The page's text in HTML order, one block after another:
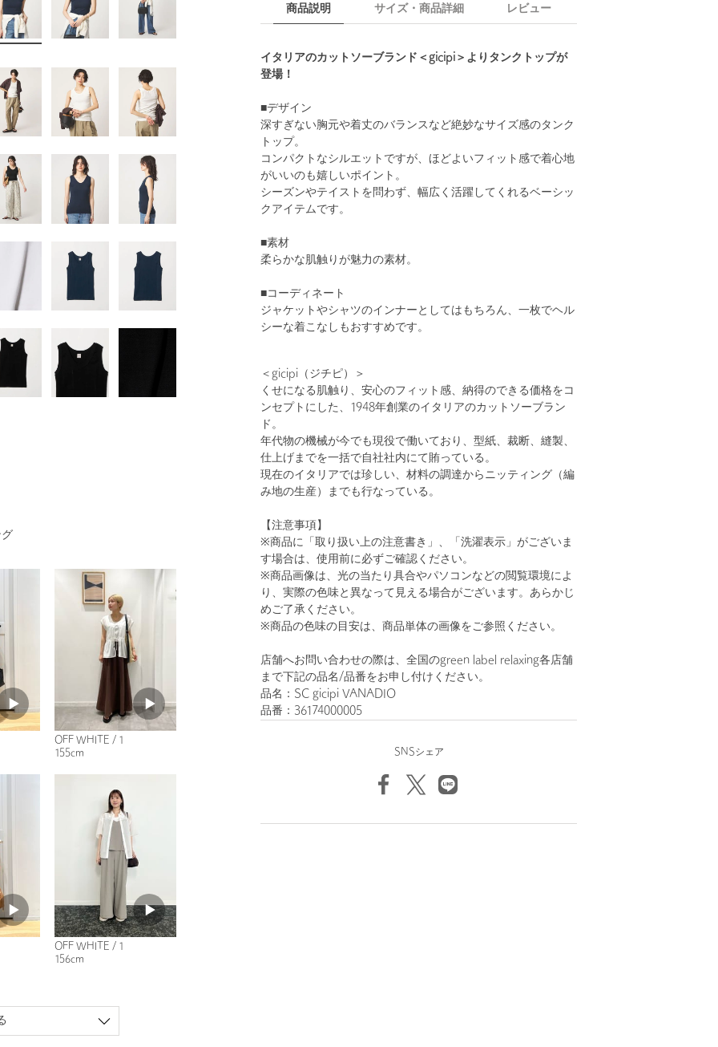
商品説明 サイズ・商品詳細 レビュー
イタリアのカットソーブランド＜gicipi＞よりタンクトップが
登場！
■デザイン
深すぎない胸元や着丈のバランスなど絶妙なサイズ感のタンク
トップ。
コンパクトなシルエットですが、ほどよいフィット感で着心地
がいいのも嬉しいポイント。
シーズンやテイストを問わず、幅広く活躍してくれるベーシッ
クアイテムです。
■素材
柔らかな肌触りが魅力の素材。
■コーディネート
ジャケットやシャツのインナーとしてはもちろん、一枚でヘル
シーな着こなしもおすすめです。
＜gicipi（ジチピ）＞
くせになる肌触り、安心のフィット感、納得のできる価格をコ
ンセプトにした、1948年創業のイタリアのカットソーブラン
ド。
年代物の機械が今でも現役で働いており、型紙、裁断、縫製、
仕上げまでを一括で自社社内にて賄っている。
現在のイタリアでは珍しい、材料の調達からニッティング（編
み地の生産）までも行なっている。
【注意事項】
※商品に「取り扱い上の注意書き」、「洗濯表示」がございま
す場合は、使用前に必ずご確認ください。
※商品画像は、光の当たり具合やパソコンなどの閲覧環境によ
り、実際の色味と異なって見える場合がございます。あらかじ
めご了承ください。
※商品の色味の目安は、商品単体の画像をご参照ください。
店舗へお問い合わせの際は、全国のgreen label relaxing各店舗
まで下記の品名/品番をお申し付けください。
品名：SC gicipi VANADIO
品番：36174000005
SNSシェア
OFF WHITE / 1
155cm
OFF WHITE / 1
156cm
OFF WHITE